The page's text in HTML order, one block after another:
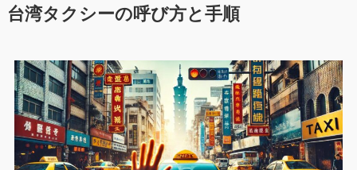
台湾タクシーの呼び方と手順